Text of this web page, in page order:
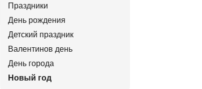
Праздники
День рождения
Детский праздник
Валентинов день
День города
Новый год